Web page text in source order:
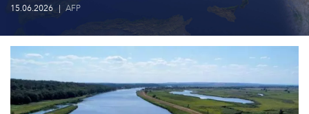
15.06.2026 | AFP